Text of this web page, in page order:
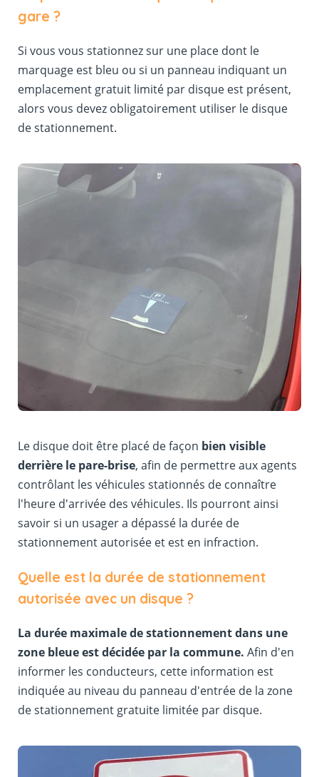
gare ?
Si vous vous stationnez sur une place dont le
marquage est bleu ou si un panneau indiquant un
emplacement gratuit limité par disque est présent,
alors vous devez obligatoirement utiliser le disque
de stationnement.
Le disque doit être placé de façon bien visible
derrière le pare-brise, afin de permettre aux agents
contrôlant les véhicules stationnés de connaître
l'heure d'arrivée des véhicules. Ils pourront ainsi
savoir si un usager a dépassé la durée de
stationnement autorisée et est en infraction.
Quelle est la durée de stationnement
autorisée avec un disque ?
La durée maximale de stationnement dans une
zone bleue est décidée par la commune. Afin d'en
informer les conducteurs, cette information est
indiquée au niveau du panneau d'entrée de la zone
de stationnement gratuite limitée par disque.